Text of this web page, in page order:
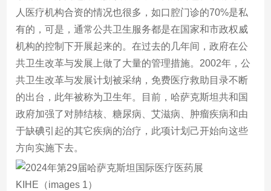
人医疗机构合资的情况也很多，如口腔门诊的70%是私
有的，可是，通常公共卫生服务都是在国家和市政权威
机构的控制下开展起来的。在过去的几年间，政府在公
共卫生改革与发展上做了大量的管理措施。2002年，公
共卫生改革与发展计划被采纳，免费医疗救助目录不断
的出台，此年被称为卫生年。目前，哈萨克斯坦共和国
政府加强了对肺结核、糖尿病、艾滋病、肿瘤疾病和由
于缺碘引起的其它疾病的治疗，此项计划己开始向这些
方向实施下去。